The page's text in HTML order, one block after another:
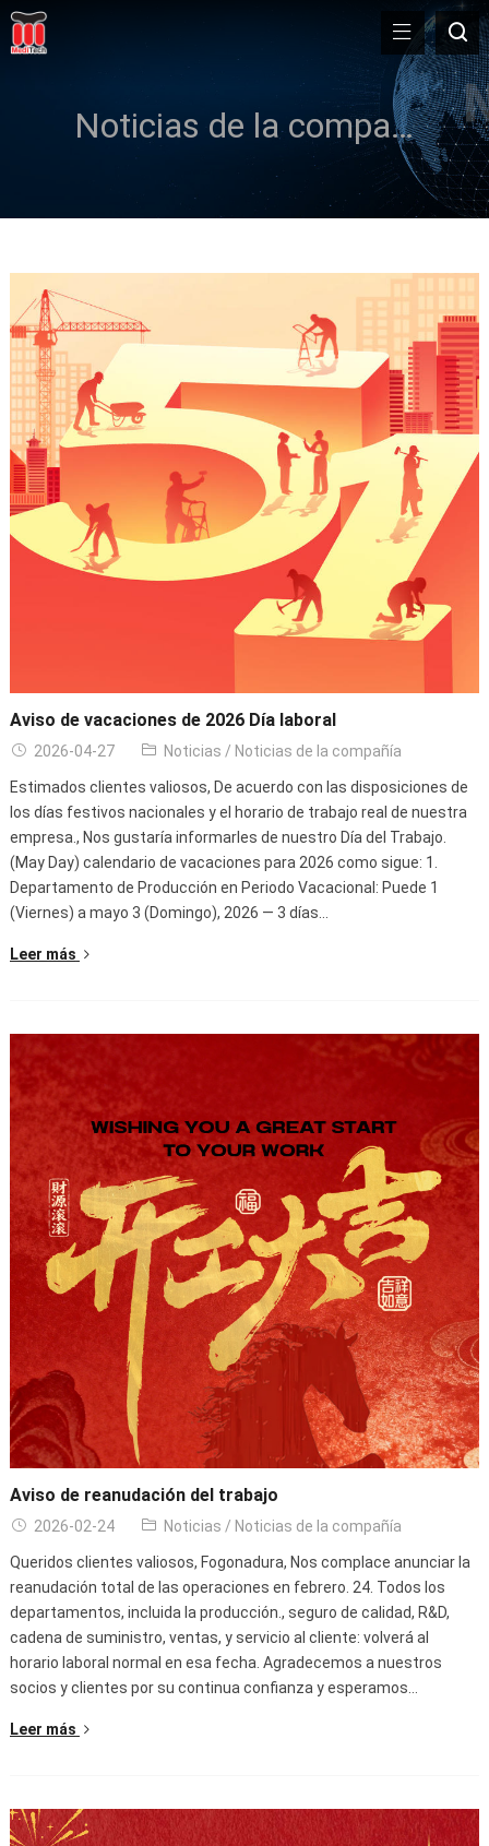
Noticias de la compañía
Aviso de vacaciones de 2026 Día laboral
2026-04-27 Noticias / Noticias de la compañía
Estimados clientes valiosos, De acuerdo con las disposiciones de
los días festivos nacionales y el horario de trabajo real de nuestra
empresa., Nos gustaría informarles de nuestro Día del Trabajo.
(May Day) calendario de vacaciones para 2026 como sigue: 1.
Departamento de Producción en Periodo Vacacional: Puede 1
(Viernes) a mayo 3 (Domingo), 2026 — 3 días…
Leer más
Aviso de reanudación del trabajo
2026-02-24 Noticias / Noticias de la compañía
Queridos clientes valiosos, Fogonadura, Nos complace anunciar la
reanudación total de las operaciones en febrero. 24. Todos los
departamentos, incluida la producción., seguro de calidad, R&D,
cadena de suministro, ventas, y servicio al cliente: volverá al
horario laboral normal en esa fecha. Agradecemos a nuestros
socios y clientes por su continua confianza y esperamos…
Leer más